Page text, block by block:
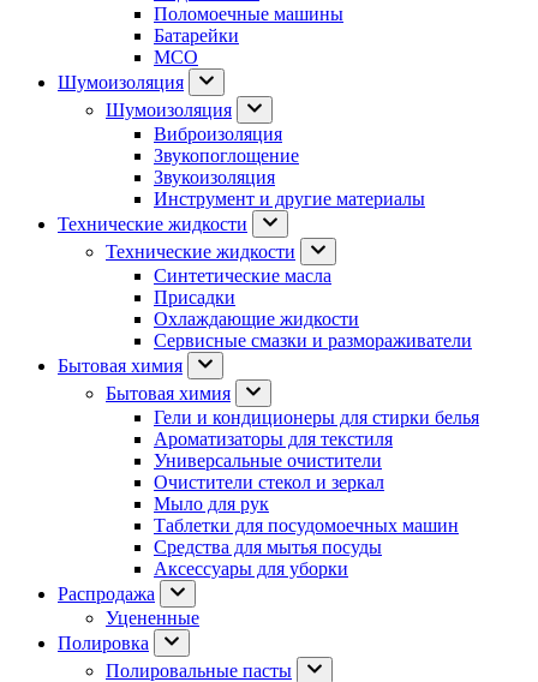
Поломоечные машины
Батарейки
МСО
Шумоизоляция
Шумоизоляция
Виброизоляция
Звукопоглощение
Звукоизоляция
Инструмент и другие материалы
Технические жидкости
Технические жидкости
Синтетические масла
Присадки
Охлаждающие жидкости
Сервисные смазки и размораживатели
Бытовая химия
Бытовая химия
Гели и кондиционеры для стирки белья
Ароматизаторы для текстиля
Универсальные очистители
Очистители стекол и зеркал
Мыло для рук
Таблетки для посудомоечных машин
Средства для мытья посуды
Аксессуары для уборки
Распродажа
Уцененные
Полировка
Полировальные пасты